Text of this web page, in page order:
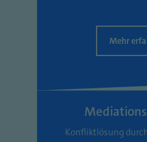
Mehr
Konfliktlösung